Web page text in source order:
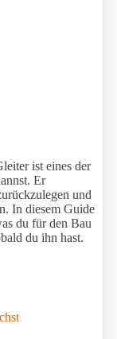
ist eines der
Er
und
In diesem Guide
du für den Bau
du ihn hast.